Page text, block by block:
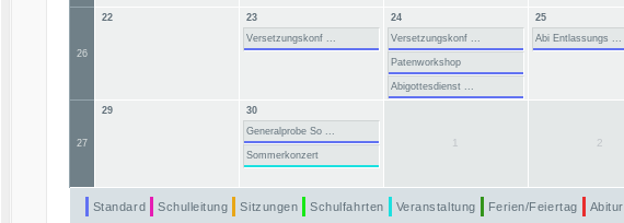
26
22
23
Versetzungskonf ...
24
Versetzungskonf ...
Patenworkshop
Abigottesdienst ...
25
Abi Entlassungs ...
27
29
30
Generalprobe So ...
Sommerkonzert
1 2
Standard Schulleitung Sitzungen Schulfahrten Veranstaltung Ferien/Feiertag Abitur